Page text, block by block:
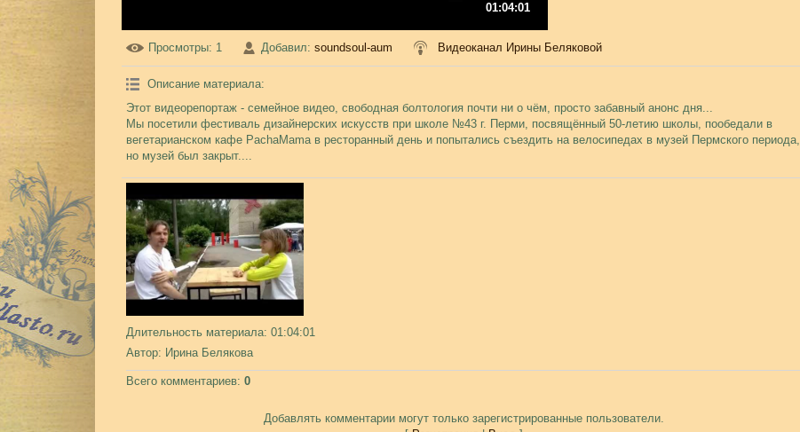
01:04:01
Просмотры: 1 Добавил: soundsoul-aum Видеоканал Ирины Беляковой
Описание материала:
Этот видеорепортаж - семейное видео, свободная болтология почти ни о чём, просто забавный анонс дня...
Мы посетили фестиваль дизайнерских искусств при школе №43 г. Перми, посвящённый 50-летию школы, пообедали в
вегетарианском кафе PachaMama в ресторанный день и попытались съездить на велосипедах в музей Пермского периода,
но музей был закрыт....
Длительность материала: 01:04:01
Автор: Ирина Белякова
Всего комментариев: 0
Добавлять комментарии могут только зарегистрированные пользователи.